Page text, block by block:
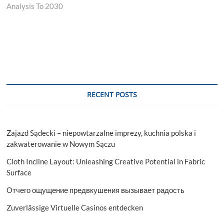
Analysis To 2030
RECENT POSTS
Zajazd Sądecki – niepowtarzalne imprezy, kuchnia polska i
zakwaterowanie w Nowym Sączu
Cloth Incline Layout: Unleashing Creative Potential in Fabric
Surface
Отчего ощущение предвкушения вызывает радость
Zuverlässige Virtuelle Casinos entdecken